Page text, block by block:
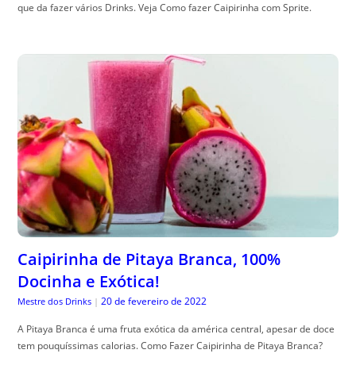
que da fazer vários Drinks. Veja Como fazer Caipirinha com Sprite.
Caipirinha de Pitaya Branca, 100%
Docinha e Exótica!
Mestre dos Drinks | 20 de fevereiro de 2022
A Pitaya Branca é uma fruta exótica da américa central, apesar de doce
tem pouquíssimas calorias. Como Fazer Caipirinha de Pitaya Branca?